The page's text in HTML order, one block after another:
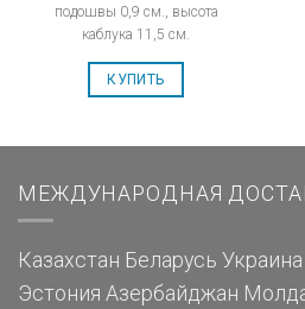
подошвы 0,9 см., высота
каблука 11,5 см.
КУПИТЬ
МЕЖДУНАРОДНАЯ
Казахстан Беларусь Украина
Эстония Азербайджан